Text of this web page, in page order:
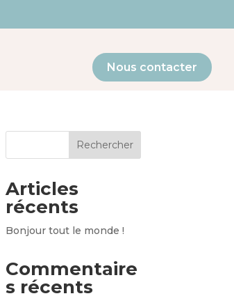
Nous contacter
Rechercher
Articles
récents
Bonjour tout le monde !
Commentaire
s récents